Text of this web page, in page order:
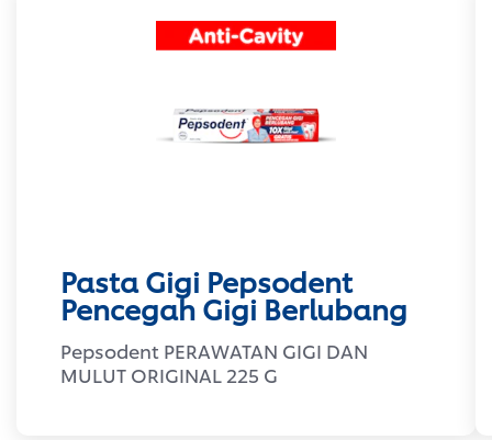
Pasta Gigi Pepsodent
Pencegah Gigi Berlubang
Pepsodent PERAWATAN GIGI DAN
MULUT ORIGINAL 225 G